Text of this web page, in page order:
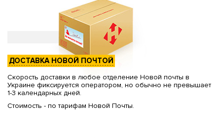
ДОСТАВКА НОВОЙ ПОЧТОЙ
Скорость доставки в любое отделение Новой почты в
Украине фиксируется оператором, но обычно не превышает
1-3 календарных дней.
Стоимость - по тарифам Новой Почты.